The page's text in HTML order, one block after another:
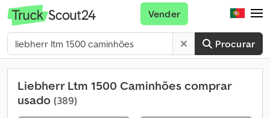
Procurar
Vender
Liebherr Ltm 1500 Caminhões comprar
usado (389)